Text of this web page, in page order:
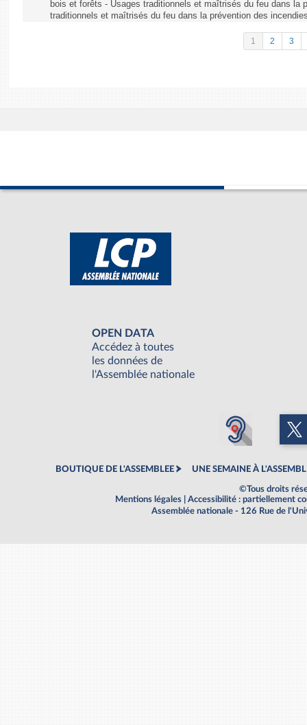
bois et forêts - Usages traditionnels et maîtrisés du feu dans la
traditionnels et maîtrisés du feu dans la prévention des
1 2 3
OPEN DATA
Accédez à toutes
les données de
l'Assemblée nationale
BOUTIQUE DE L'ASSEMBLEE UNE SEMAINE À
©Tous droits
Mentions légales
Accessibilité : partiellement
Assemblée nationale - 126 Rue de